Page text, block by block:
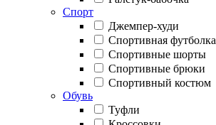
Спорт
Джемпер-худи
Спортивная футболка
Спортивные шорты
Спортивные брюки
Спортивный костюм
Обувь
Туфли